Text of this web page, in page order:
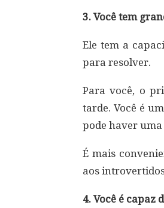
3. Você tem
Ele tem a
para resolver.
Para você, o
tarde. Você é
pode haver
É mais
aos
4. Você é capaz